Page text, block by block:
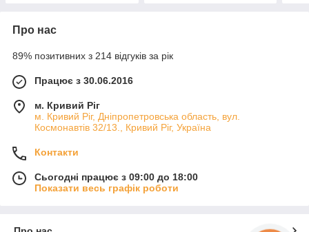
Про нас
89% позитивних з 214 відгуків за рік
Працює з 30.06.2016
м. Кривий Ріг
м. Кривий Ріг, Дніпропетровська область, вул.
Космонавтів 32/13., Кривий Ріг, Україна
Контакти
Сьогодні працює з 09:00 до 18:00
Показати весь графік роботи